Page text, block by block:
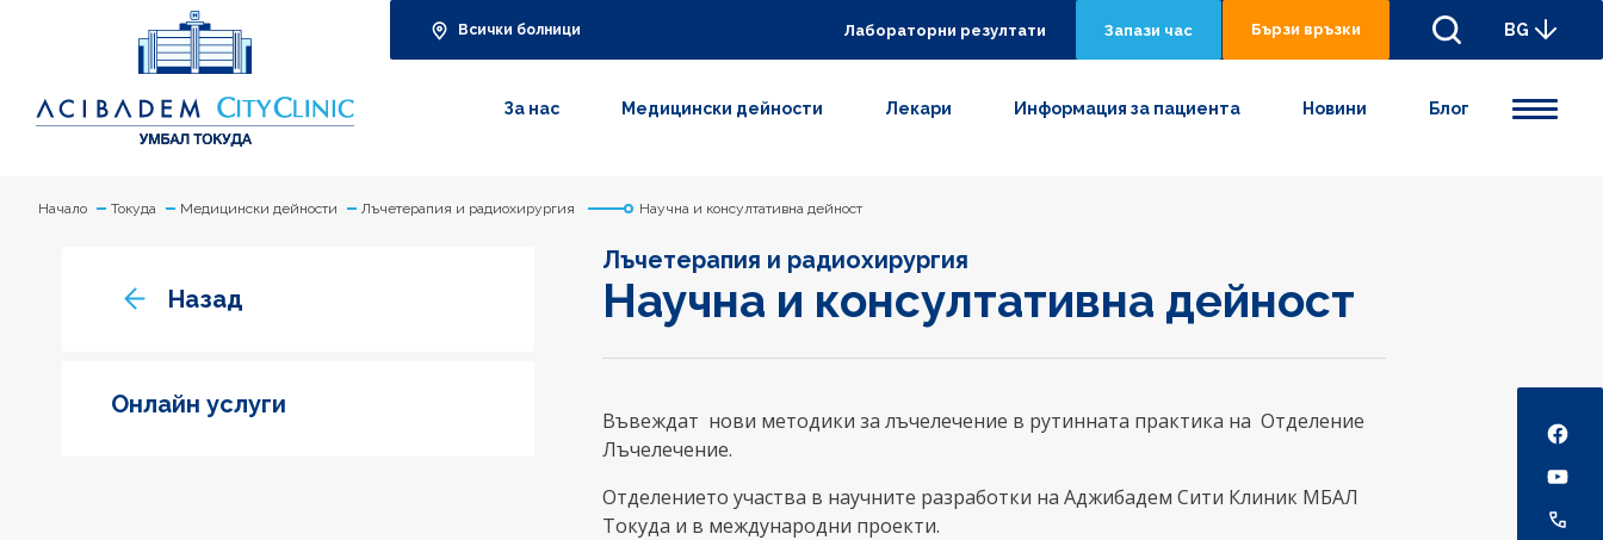
Всички болници Лабораторни резултати Запази час Бързи връзки BG
За нас Медицински дейности Лекари Информация за пациента Новини Блог
Начало Токуда Медицински дейности Лъчетерапия и радиохирургия Научна и консултативна дейност
Назад
Онлайн услуги
Лъчетерапия и радиохирургия
Научна и консултативна дейност
Въвеждат нови методики за лъчелечение в рутинната практика на Отделение
Лъчелечение.
Отделението участва в научните разработки на Аджибадем Сити Клиник МБАЛ
Токуда и в международни проекти.